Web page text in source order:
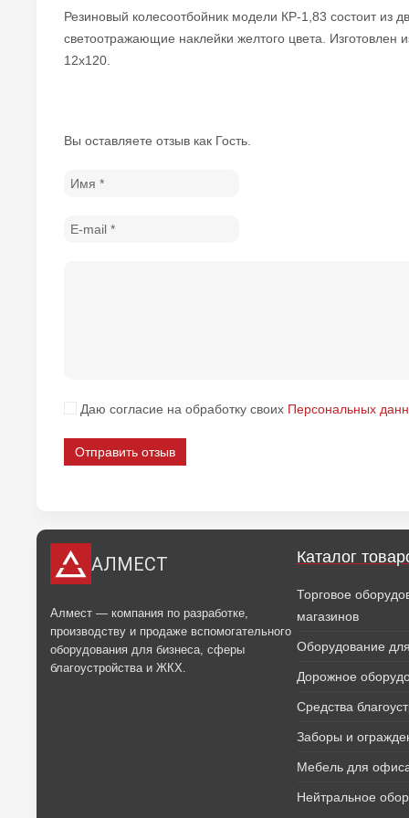
Резиновый колесоотбойник модели КР-1,83 состоит из
светоотражающие наклейки желтого цвета. Изготовлен
12х120.
Вы оставляете отзыв как Гость.
Даю согласие на обработку своих Персональных
Отправить отзыв
АЛМЕСТ
Алмест — компания по разработке,
производству и продаже вспомогательного
оборудования для бизнеса, сферы
благоустройства и ЖКХ.
Каталог
Торговое
магазинов
Оборудование
Дорожное
Средства
Заборы и
Мебель для
Нейтральное